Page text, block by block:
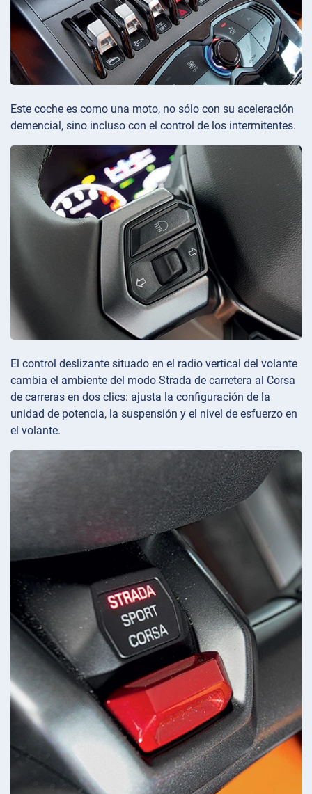
Este coche es como una moto, no sólo con su aceleración
demencial, sino incluso con el control de los intermitentes.
El control deslizante situado en el radio vertical del volante
cambia el ambiente del modo Strada de carretera al Corsa
de carreras en dos clics: ajusta la configuración de la
unidad de potencia, la suspensión y el nivel de esfuerzo en
el volante.